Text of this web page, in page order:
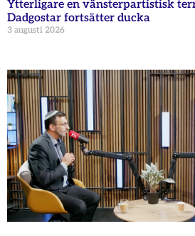
Ytterligare en vänsterpartistisk
Dadgostar fortsätter ducka
3 augusti 2026